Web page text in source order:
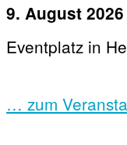
9. August 2026
Eventplatz in
… zum